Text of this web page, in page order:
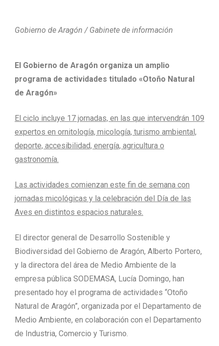
Gobierno de Aragón / Gabinete de información
El Gobierno de Aragón organiza un amplio
programa de actividades titulado «Otoño Natural
de Aragón»
El ciclo incluye 17 jornadas, en las que intervendrán 109
expertos en ornitología, micología, turismo ambiental,
deporte, accesibilidad, energía, agricultura o
gastronomía.
Las actividades comienzan este fin de semana con
jornadas micológicas y la celebración del Día de las
Aves en distintos espacios naturales.
El director general de Desarrollo Sostenible y
Biodiversidad del Gobierno de Aragón, Alberto Portero,
y la directora del área de Medio Ambiente de la
empresa pública SODEMASA, Lucía Domingo, han
presentado hoy el programa de actividades “Otoño
Natural de Aragón”, organizada por el Departamento de
Medio Ambiente, en colaboración con el Departamento
de Industria, Comercio y Turismo.